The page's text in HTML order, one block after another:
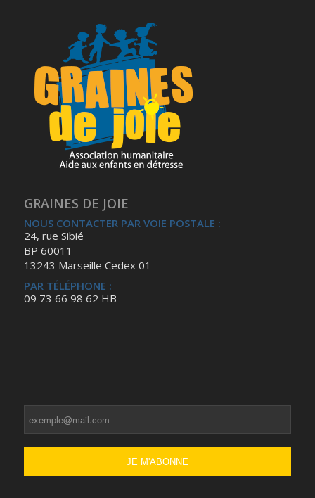
GRAINES DE JOIE
NOUS CONTACTER PAR VOIE POSTALE :
24, rue Sibié
BP 60011
13243 Marseille Cedex 01
PAR TÉLÉPHONE :
09 73 66 98 62 HB